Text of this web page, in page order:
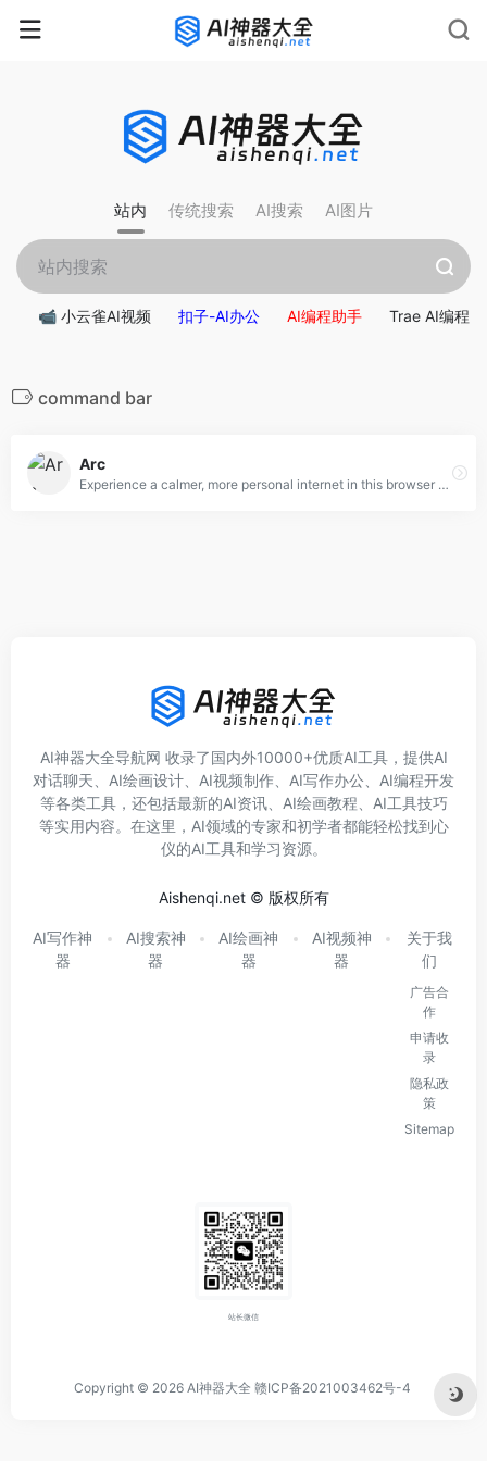
rnrn rnrn rnrn
站内 传统搜索 AI搜索 AI图片
📹 小云雀AI视频 扣子-AI办公 AI编程助手 Trae AI编程
command bar
Arc
Experience a calmer, more personal internet in this browser designed for you. Let go of the clicks, the clutter, the distractions with the Arc browser.
AI神器大全导航网 收录了国内外10000+优质AI工具，提供AI
对话聊天、AI绘画设计、AI视频制作、AI写作办公、AI编程开发
等各类工具，还包括最新的AI资讯、AI绘画教程、AI工具技巧
等实用内容。在这里，AI领域的专家和初学者都能轻松找到心
仪的AI工具和学习资源。
Aishenqi.net © 版权所有
AI写作神
器
AI搜索神
器
AI绘画神
器
AI视频神
器
关于我
们
广告合
作
申请收
录
隐私政
策
Sitemap
站长微信
Copyright © 2026 AI神器大全 赣ICP备2021003462号-4